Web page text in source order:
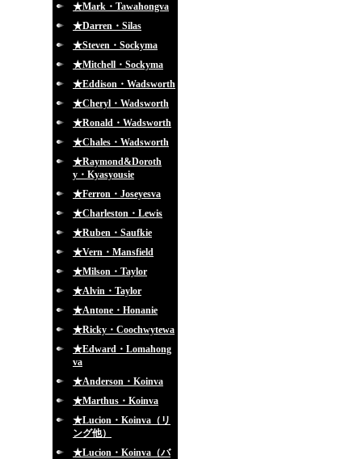
★Mark・Tawahongva
★Darren・Silas
★Steven・Sockyma
★Mitchell・Sockyma
★Eddison・Wadsworth
★Cheryl・Wadsworth
★Ronald・Wadsworth
★Chales・Wadsworth
★Raymond&Doroth
y・Kyasyousie
★Ferron・Joseyesva
★Charleston・Lewis
★Ruben・Saufkie
★Vern・Mansfield
★Milson・Taylor
★Alvin・Taylor
★Antone・Honanie
★Ricky・Coochwytewa
★Edward・Lomahong
va
★Anderson・Koinva
★Marthus・Koinva
★Lucion・Koinva（リ
ング他）
★Lucion・Koinva（バ